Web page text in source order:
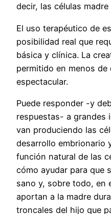
decir, las células
El uso terapéutico de
posibilidad real que
básica y clínica. La
permitido en menos de
espectacular.
Puede responder -y
respuestas- a grandes
van produciendo las
desarrollo embrionario
función natural de las
cómo ayudar para que
sano y, sobre todo, en
aportan a la madre
troncales del hijo que